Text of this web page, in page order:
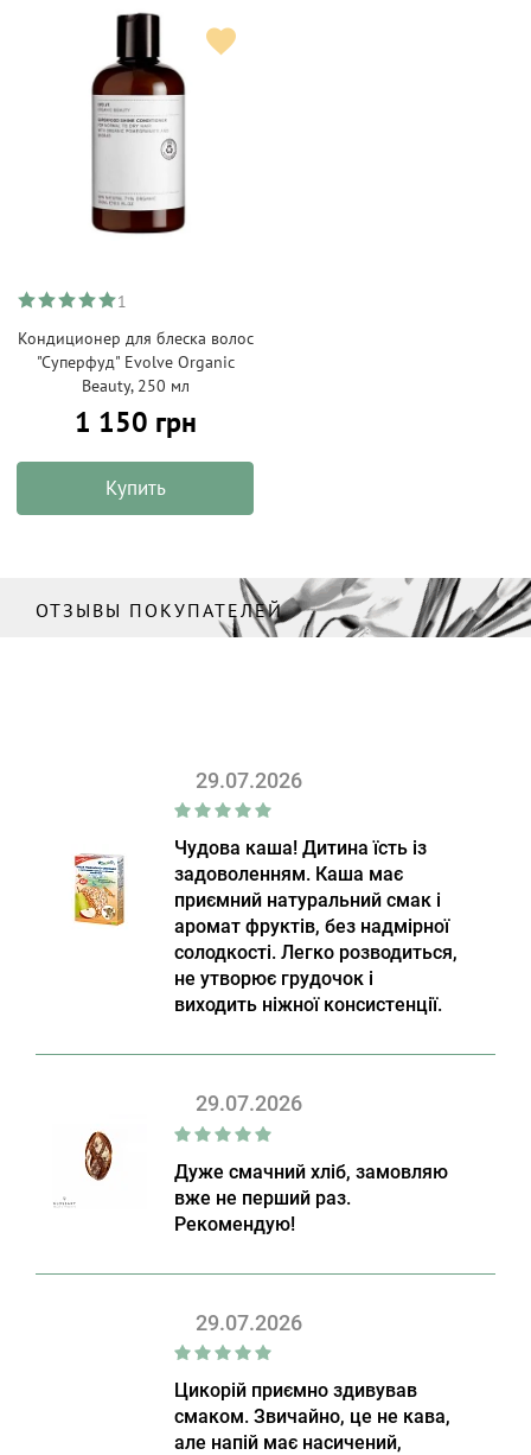
1
Кондиционер для блеска волос
"Суперфуд" Evolve Organic
Beauty, 250 мл
1 150 грн
Купить
ОТЗЫВЫ ПОКУПАТЕЛЕЙ
29.07.2026
Чудова каша! Дитина їсть із
задоволенням. Каша має
приємний натуральний смак і
аромат фруктів, без надмірної
солодкості. Легко розводиться,
не утворює грудочок і
виходить ніжної консистенції.
29.07.2026
Дуже смачний хліб, замовляю
вже не перший раз.
Рекомендую!
29.07.2026
Цикорій приємно здивував
смаком. Звичайно, це не кава,
але напій має насичений,